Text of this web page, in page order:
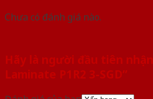
Chưa có đánh giá nào.
Hãy là người đầu tiên
Laminate P1R2 3-SGD”